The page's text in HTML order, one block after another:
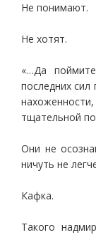
Не понимают.
Не хотят.
«…Да
последних
тщательной
Они не
ничуть не
Кафка.
Такого